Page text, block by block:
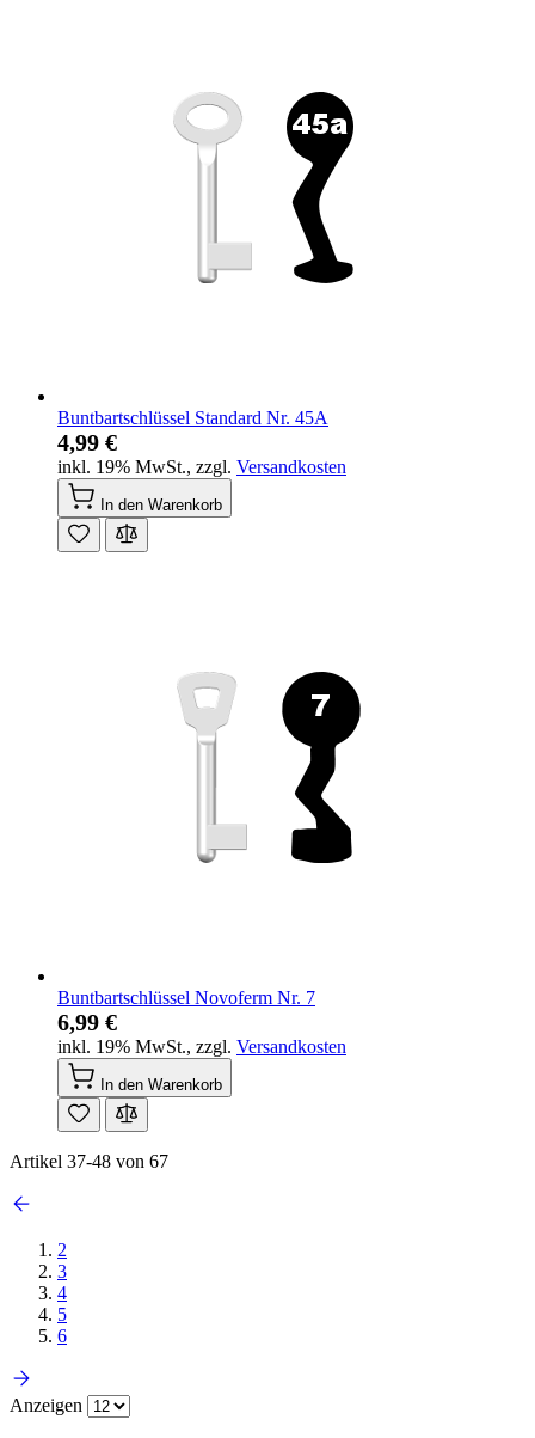
Buntbartschlüssel Standard Nr. 45A
4,99 €
inkl. 19% MwSt., zzgl. Versandkosten
In den Warenkorb
Buntbartschlüssel Novoferm Nr. 7
6,99 €
inkl. 19% MwSt., zzgl. Versandkosten
In den Warenkorb
Artikel 37-48 von 67
2
3
4
5
6
Anzeigen